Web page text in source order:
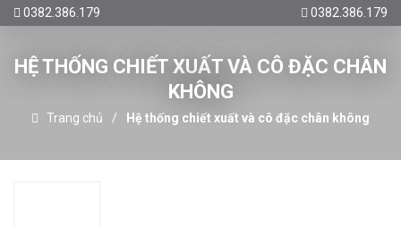
0382.386.179 0382.386.179
HỆ THỐNG CHIẾT XUẤT VÀ CÔ ĐẶC CHÂN
KHÔNG
Trang chủ Hệ thống chiết xuất và cô đặc chân không